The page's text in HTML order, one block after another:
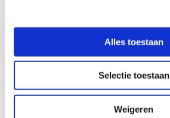
Alles toestaan
Selectie toestaan
Weigeren
15.000
Aflossing lening
20 jaar